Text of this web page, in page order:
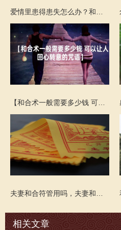
相关文章